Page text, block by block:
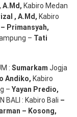
, A.Md , Kabiro Medan
, A.Md , Kabiro
– Primansyah,
– Tati
: Sumarkam Jogja
Andiko, Kabiro
– Yayan Predio,
BALI : Kabiro Bali –
– Kosong,